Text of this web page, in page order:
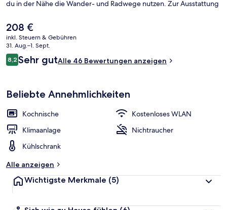
du in der Nähe die Wander- und Radwege nutzen. Zur Ausstattung
die Apartments praktische Annehmlichkeiten wie Kühlschränke und
Mikrowellen.
Der
aktuelle
Preis
beträgt
208 €.
208 €
inkl. Steuern & Gebühren
31. Aug.–1. Sept.
Bewertungen
8,28,2 von 10.
Sehr gutAlle 46 Bewertungen anzeigen
Beliebte Annehmlichkeiten
Kochnische
Kostenloses WLAN
Klimaanlage
Nichtraucher
Kühlschrank
Alle anzeigen
Wichtigste Merkmale (5)